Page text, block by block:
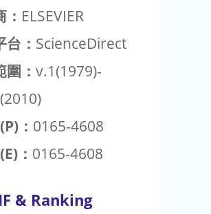
ELSEVIER
： ScienceDirect
圍： v.1(1979)-
： 0165-4608
： 0165-4608
& Ranking